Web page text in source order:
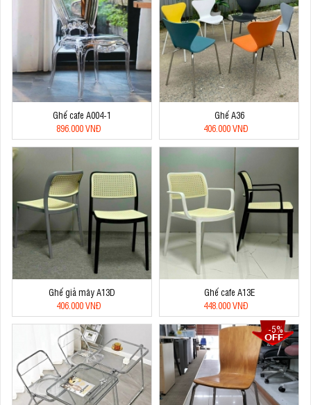
Ghế cafe A004-1
896.000 VNĐ
Ghế A36
406.000 VNĐ
Ghế giả mây A13D
406.000 VNĐ
Ghế cafe A13E
448.000 VNĐ
-5%